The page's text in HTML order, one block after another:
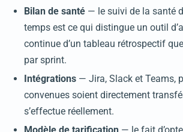
Bilan de santé — le suivi de la santé
temps est ce qui distingue un outil
continue d’un tableau rétrospectif
par sprint.
Intégrations — Jira, Slack et Teams,
convenues soient directement
s’effectue réellement.